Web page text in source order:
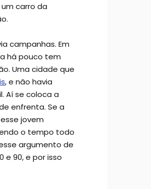
carro da
campanhas. Em
há pouco tem
Uma cidade que
, e não havia
Aí se coloca a
enfrenta. Se a
jovem
o tempo todo
argumento de
e 90, e por isso